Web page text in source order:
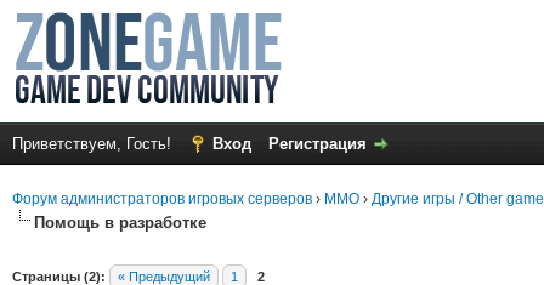
Приветствуем, Гость! Вход Регистрация
Форум администраторов игровых серверов › MMO › Другие игры / Other
Помощь в разработке
Страницы (2): « Предыдущий 1 2